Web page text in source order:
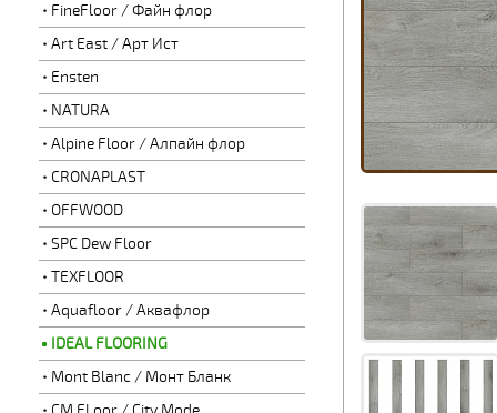
FineFloor / Файн флор
Art East / Арт Ист
Ensten
NATURA
Alpine Floor / Алпайн флор
CRONAPLAST
OFFWOOD
SPC Dew Floor
TEXFLOOR
Aquafloor / Аквафлор
IDEAL FLOORING
Mont Blanc / Монт Бланк